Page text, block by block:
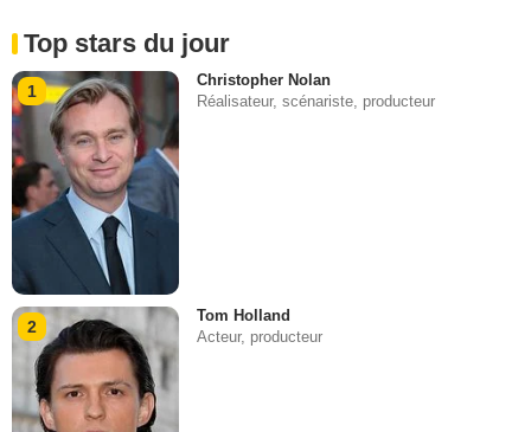
Top stars du jour
1
Christopher Nolan
Réalisateur, scénariste, producteur
2
Tom Holland
Acteur, producteur